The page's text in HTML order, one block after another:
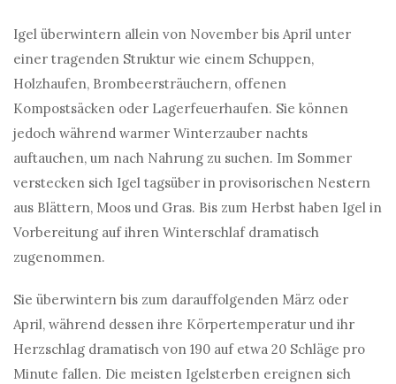
Igel überwintern allein von November bis April unter
einer tragenden Struktur wie einem Schuppen,
Holzhaufen, Brombeersträuchern, offenen
Kompostsäcken oder Lagerfeuerhaufen. Sie können
jedoch während warmer Winterzauber nachts
auftauchen, um nach Nahrung zu suchen. Im Sommer
verstecken sich Igel tagsüber in provisorischen Nestern
aus Blättern, Moos und Gras. Bis zum Herbst haben Igel in
Vorbereitung auf ihren Winterschlaf dramatisch
zugenommen.
Sie überwintern bis zum darauffolgenden März oder
April, während dessen ihre Körpertemperatur und ihr
Herzschlag dramatisch von 190 auf etwa 20 Schläge pro
Minute fallen. Die meisten Igelsterben ereignen sich